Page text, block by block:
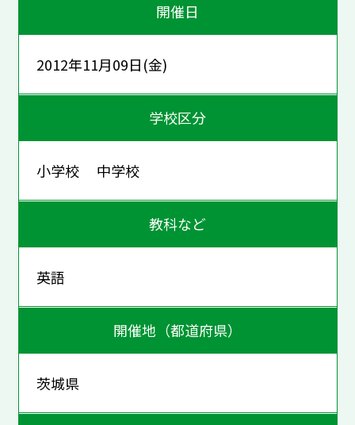
開催日
2012年11月09日(金)
学校区分
小学校 中学校
教科など
英語
開催地（都道府県）
茨城県